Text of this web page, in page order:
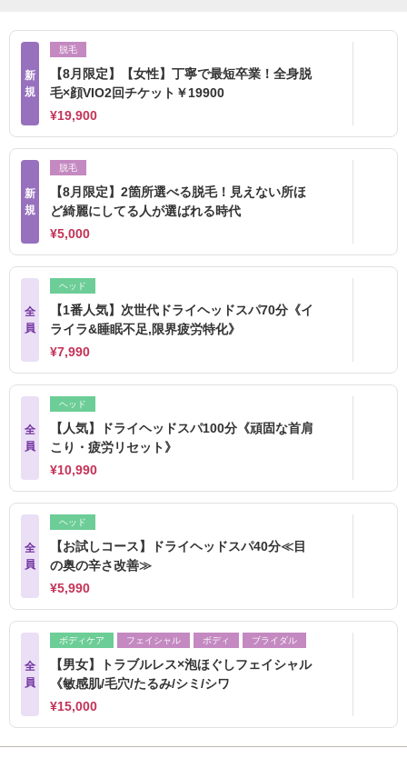
新
規
脱毛
【8月限定】【女性】丁寧で最短卒業！全身脱
毛×顔VIO2回チケット￥19900
¥19,900
新
規
脱毛
【8月限定】2箇所選べる脱毛！見えない所ほ
ど綺麗にしてる人が選ばれる時代
¥5,000
全
員
ヘッド
【1番人気】次世代ドライヘッドスパ70分《イ
ライラ&睡眠不足,限界疲労特化》
¥7,990
全
員
ヘッド
【人気】ドライヘッドスパ100分《頑固な首肩
こり・疲労リセット》
¥10,990
全
員
ヘッド
【お試しコース】ドライヘッドスパ40分≪目
の奥の辛さ改善≫
¥5,990
全
員
ボディケア フェイシャル ボディ ブライダル
【男女】トラブルレス×泡ほぐしフェイシャル
《敏感肌/毛穴/たるみ/シミ/シワ
¥15,000